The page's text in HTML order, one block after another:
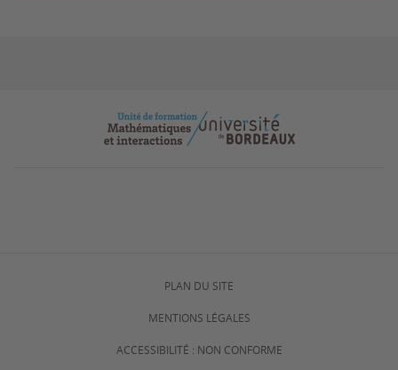
PLAN DU SITE
MENTIONS LÉGALES
ACCESSIBILITÉ : NON CONFORME